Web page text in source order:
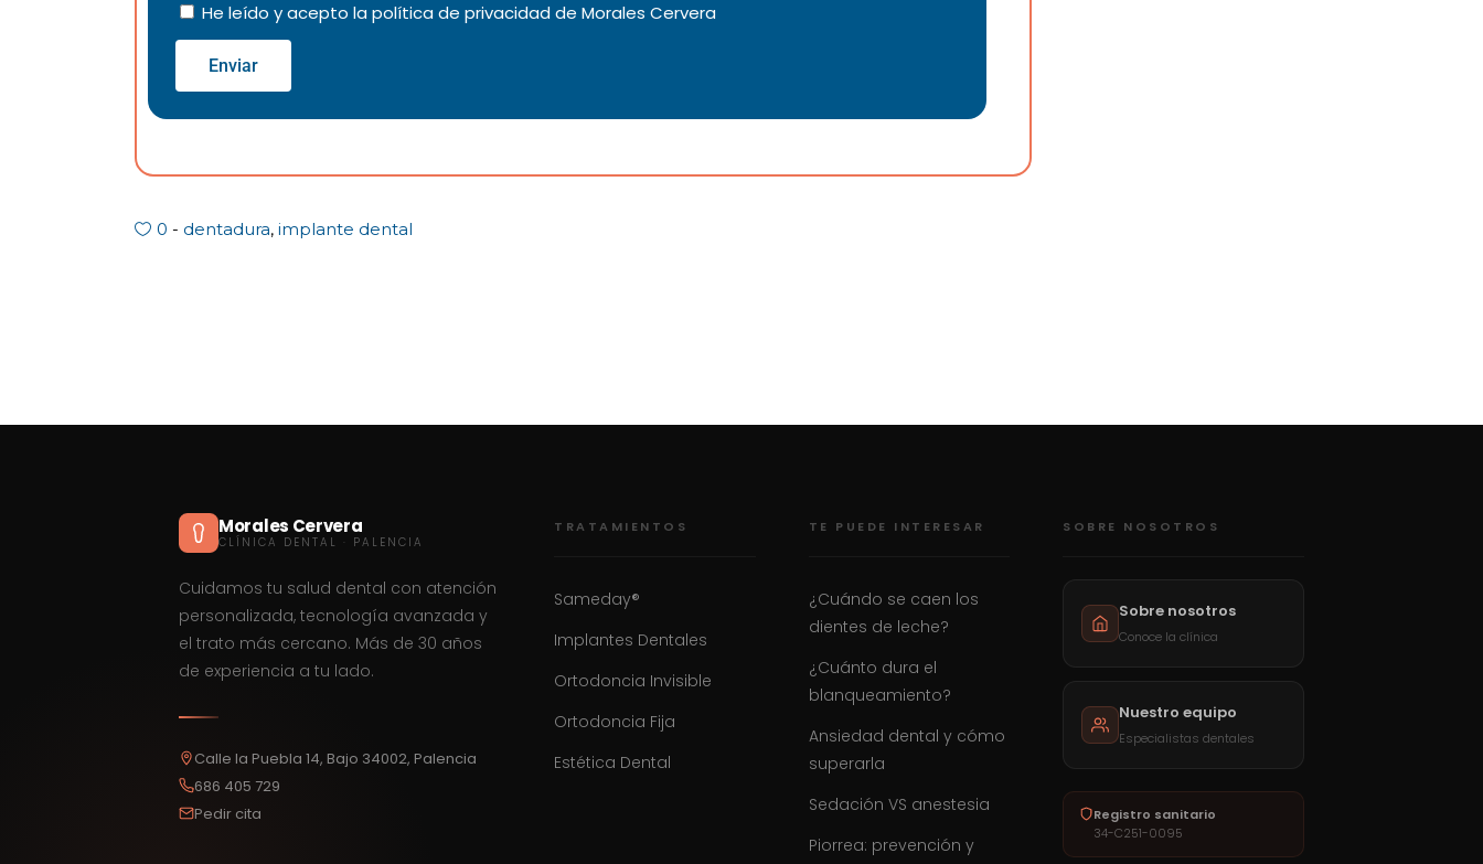
He leído y acepto lapolítica de privacidadde Morales Cervera
Enviar
0 dentadura, implante dental
Morales Cervera
CLÍNICA DENTAL · PALENCIA
Cuidamos tu salud dental con atención
personalizada, tecnología avanzada y
el trato más cercano. Más de 30 años
de experiencia a tu lado.
Calle la Puebla 14, Bajo 34002, Palencia
686 405 729
Pedir cita
TRATAMIENTOS
Sameday®
Implantes Dentales
Ortodoncia Invisible
Ortodoncia Fija
Estética Dental
TE PUEDE INTERESAR
¿Cuándo se caen los
dientes de leche?
¿Cuánto dura el
blanqueamiento?
Ansiedad dental y cómo
superarla
Sedación VS anestesia
Piorrea: prevención y
SOBRE NOSOTROS
Sobre nosotros
Conoce la clínica
Nuestro equipo
Especialistas dentales
Registro sanitario
34-C251-0095